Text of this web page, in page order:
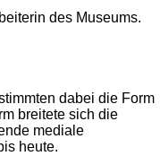
des Museums.
dabei die Form
breitete sich die
mediale
heute.